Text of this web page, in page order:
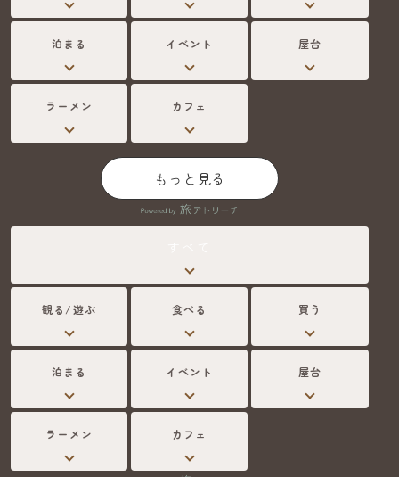
泊まる イベント 屋台
ラーメン カフェ
もっと見る
観る/遊ぶ 食べる 買う
泊まる イベント 屋台
ラーメン カフェ